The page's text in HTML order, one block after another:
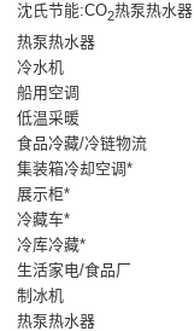
沈氏节能:CO2热泵热水器
热泵热水器
冷水机
船用空调
低温采暖
食品冷藏/冷链物流
集装箱冷却空调*
展示柜*
冷藏车*
冷库冷藏*
生活家电/食品厂
制冰机
热泵热水器